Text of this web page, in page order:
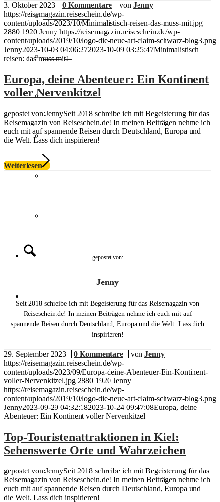
Deutschland
Europa
Schweiz
Geschenkideen
3. Oktober 2023 0 Kommentare von Jenny
https://reisemagazin.reiseschein.de/wp-
content/uploads/2023/10/Minimalistisch-reisen-das-muss-mit.jpg
2880 1920 Jenny https://reisemagazin.reiseschein.de/wp-
content/uploads/2019/10/logo-die-neue-art-claim-schwarz-blog3.png
Jenny2023-10-03 04:06:272023-10-09 03:25:47Minimalistisch
reisen: das muss mit!
Europa, deine Abenteuer: Ein Kontinent
voller Nervenkitzel
gepostet von:JennySeit 2018 schreibe ich mit Begeisterung für das
Reisemagazin von Reiseschein.de! In meinen Beiträgen nehme ich
euch mit auf spannende Reisen durch Deutschland, Europa und
die Welt. Lass dich inspirieren!
Weiterlesen
gepostet von:
Jenny
Seit 2018 schreibe ich mit Begeisterung für das Reisemagazin von
Reiseschein.de! In meinen Beiträgen nehme ich euch mit auf
spannende Reisen durch Deutschland, Europa und die Welt. Lass dich
inspirieren!
29. September 2023 0 Kommentare von Jenny
https://reisemagazin.reiseschein.de/wp-
content/uploads/2023/09/Europa-deine-Abenteuer-Ein-Kontinent-
voller-Nervenkitzel.jpg 2880 1920 Jenny
https://reisemagazin.reiseschein.de/wp-
content/uploads/2019/10/logo-die-neue-art-claim-schwarz-blog3.png
Jenny2023-09-29 04:32:182023-10-24 09:47:08Europa, deine
Abenteuer: Ein Kontinent voller Nervenkitzel
Top-Touristenattraktionen in Kiel:
Sehenswerte Orte und Wahrzeichen
gepostet von:JennySeit 2018 schreibe ich mit Begeisterung für das
Reisemagazin von Reiseschein.de! In meinen Beiträgen nehme ich
euch mit auf spannende Reisen durch Deutschland, Europa und
die Welt. Lass dich inspirieren!